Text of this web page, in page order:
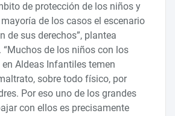
de protección de los niños y
de los casos el escenario
de sus derechos”, plantea
“Muchos de los niños con los
Aldeas Infantiles temen
sobre todo físico, por
Por eso uno de los grandes
con ellos es precisamente